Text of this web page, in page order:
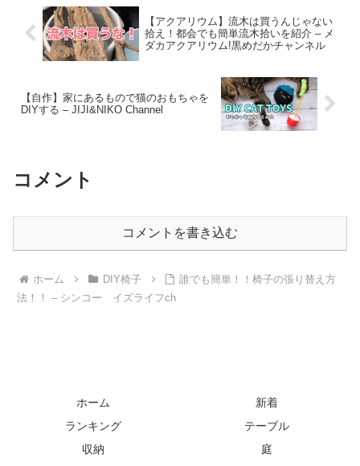
【アクアリウム】流木は買うんじゃない
拾え！都会でも簡単流木拾いを紹介 – メ
ダカアクアリウム!黒めだかチャンネル
【自作】家にあるもので猫のおもちゃを
DIYする – JIJI&NIKO Channel
コメント
コメントを書き込む
ホーム DIY椅子
誰でも簡単！！椅子の張り替え方
法！！ – シンコー イズライフch
ホーム
新着
ランキング
テーブル
収納
庭